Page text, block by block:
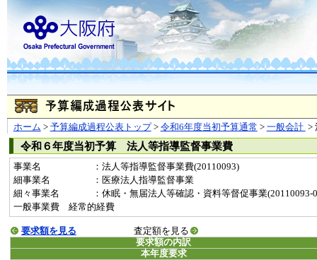
ホーム > 予算編成過程公表トップ> 令和6年度当初予算通常 > 一般会計 >
令和６年度当初予算 法人等指導監督事業費
事業名
：法人等指導監督事業費(20110093)
細事業名
：医療法人指導監督事業
細々事業名
：休眠・無届法人等確認・資料等督促事業(20110093-
一般事業費 経常的経費
要求額を見る
査定額を見る
要求額の内訳
本年度要求